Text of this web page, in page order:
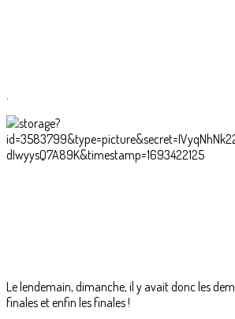
.
Le lendemain, dimanche, il y avait donc les
finales et enfin les finales !